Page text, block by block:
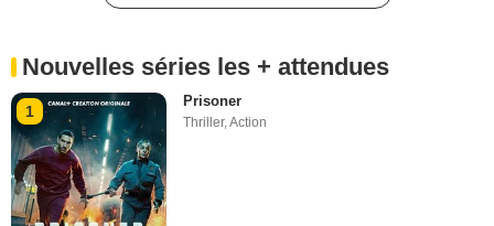
Nouvelles séries les + attendues
1
Prisoner
Thriller,Action